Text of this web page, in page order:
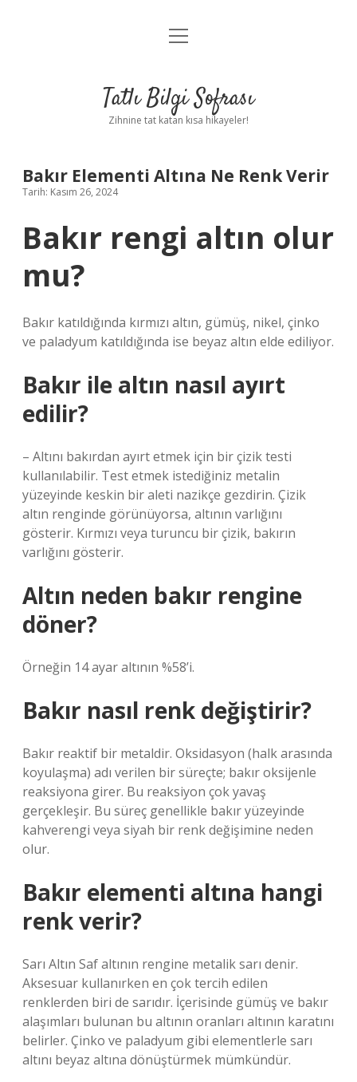
Anasayfa
Yasal Uyarı
menüyü
Tatlı Bilgi Sofrası
Zihnine tat katan kısa hikayeler!
Bakır Elementi Altına Ne Renk Verir
Tarih: Kasım 26, 2024
Bakır rengi altın olur
mu?
Bakır katıldığında kırmızı altın, gümüş, nikel, çinko
ve paladyum katıldığında ise beyaz altın elde ediliyor.
Bakır ile altın nasıl ayırt
edilir?
– Altını bakırdan ayırt etmek için bir çizik testi
kullanılabilir. Test etmek istediğiniz metalin
yüzeyinde keskin bir aleti nazikçe gezdirin. Çizik
altın renginde görünüyorsa, altının varlığını
gösterir. Kırmızı veya turuncu bir çizik, bakırın
varlığını gösterir.
Altın neden bakır rengine
döner?
Örneğin 14 ayar altının %58’i.
Bakır nasıl renk değiştirir?
Bakır reaktif bir metaldir. Oksidasyon (halk arasında
koyulaşma) adı verilen bir süreçte; bakır oksijenle
reaksiyona girer. Bu reaksiyon çok yavaş
gerçekleşir. Bu süreç genellikle bakır yüzeyinde
kahverengi veya siyah bir renk değişimine neden
olur.
Bakır elementi altına hangi
renk verir?
Sarı Altın Saf altının rengine metalik sarı denir.
Aksesuar kullanırken en çok tercih edilen
renklerden biri de sarıdır. İçerisinde gümüş ve bakır
alaşımları bulunan bu altının oranları altının karatını
belirler. Çinko ve paladyum gibi elementlerle sarı
altını beyaz altına dönüştürmek mümkündür.